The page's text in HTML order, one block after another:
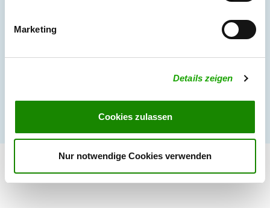
Marketing
Details zeigen
Cookies zulassen
Nur notwendige Cookies verwenden